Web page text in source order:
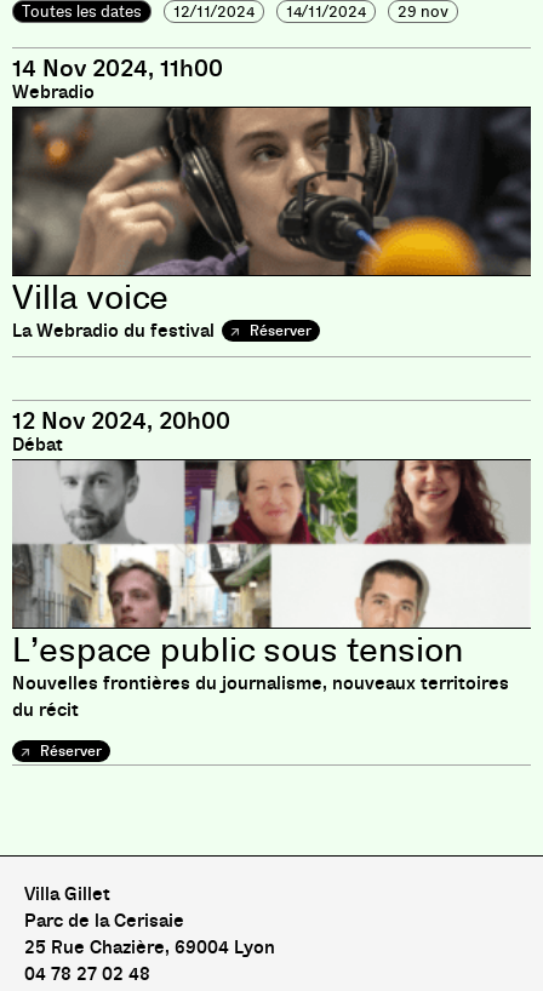
Toutes les dates 12/11/2024 14/11/2024 29 nov
14 Nov 2024, 11h00
Webradio
Villa voice
La Webradio du festival Réserver
12 Nov 2024, 20h00
Débat
L’espace public sous tension
Nouvelles frontières du journalisme, nouveaux territoires
du récit
Réserver
Villa Gillet
Parc de la Cerisaie
25 Rue Chazière, 69004 Lyon
04 78 27 02 48